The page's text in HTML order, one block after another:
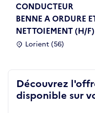
CONDUCTEUR
BENNE A ORDURE
NETTOIEMENT (H/F)
Lorient (56)
Découvrez
disponible sur